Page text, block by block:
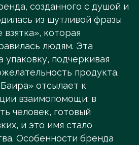
созданного с душой и
из шутливой фразы
которая
людям. Эта
упаковку, подчеркивая
продукта.
отсылает к
взаимопомощи: в
человек, готовый
и это имя стало
Особенности бренда